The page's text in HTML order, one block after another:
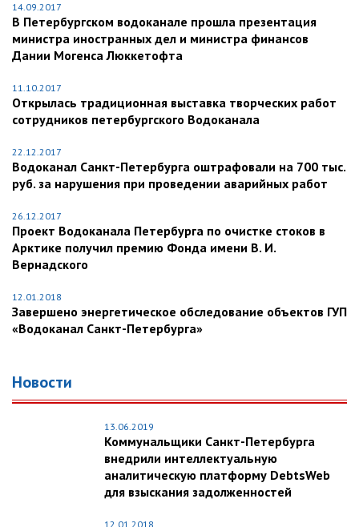
14.09.2017
В Петербургском водоканале прошла презентация
министра иностранных дел и министра финансов
Дании Могенса Люккетофта
11.10.2017
Открылась традиционная выставка творческих работ
сотрудников петербургского Водоканала
22.12.2017
Водоканал Санкт-Петербурга оштрафовали на 700 тыс.
руб. за нарушения при проведении аварийных работ
26.12.2017
Проект Водоканала Петербурга по очистке стоков в
Арктике получил премию Фонда имени В. И.
Вернадского
12.01.2018
Завершено энергетическое обследование объектов ГУП
«Водоканал Санкт-Петербурга»
Новости
13.06.2019
Коммунальщики Санкт-Петербурга
внедрили интеллектуальную
аналитическую платформу DebtsWeb
для взыскания задолженностей
12.01.2018